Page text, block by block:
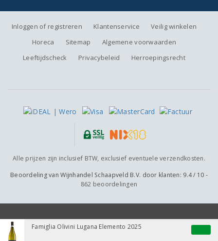
Famiglia Olivini Lugana Elemento 2025
Inloggen of registreren Klantenservice
Veilig winkelen
Horeca
Sitemap
Algemene voorwaarden
Leeftijdscheck
Privacybeleid Herroepingsrecht
Alle prijzen zijn inclusief BTW, exclusief eventuele verzendkosten.
Beoordeling vanWijnhandel Schaapveld B.V. door klanten: 9.4/ 10 -
862 beoordelingen